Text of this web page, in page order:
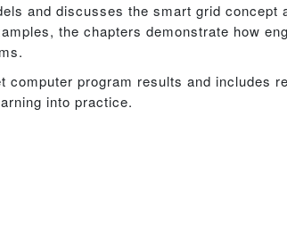
and discusses the smart grid concept
the chapters demonstrate how
program results and includes
into practice.